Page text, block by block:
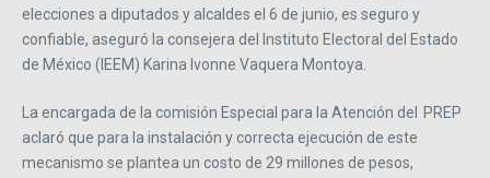
elecciones a diputados y alcaldes el 6 de junio, es seguro y
confiable, aseguró la consejera del Instituto Electoral del Estado
de México (IEEM) Karina Ivonne Vaquera Montoya.
La encargada de la comisión Especial para la Atención del PREP
aclaró que para la instalación y correcta ejecución de este
mecanismo se plantea un costo de 29 millones de pesos,